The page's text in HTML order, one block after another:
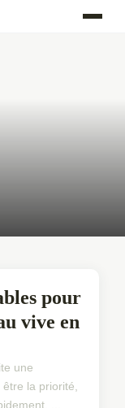
pour
vive en
une
la priorité,
...